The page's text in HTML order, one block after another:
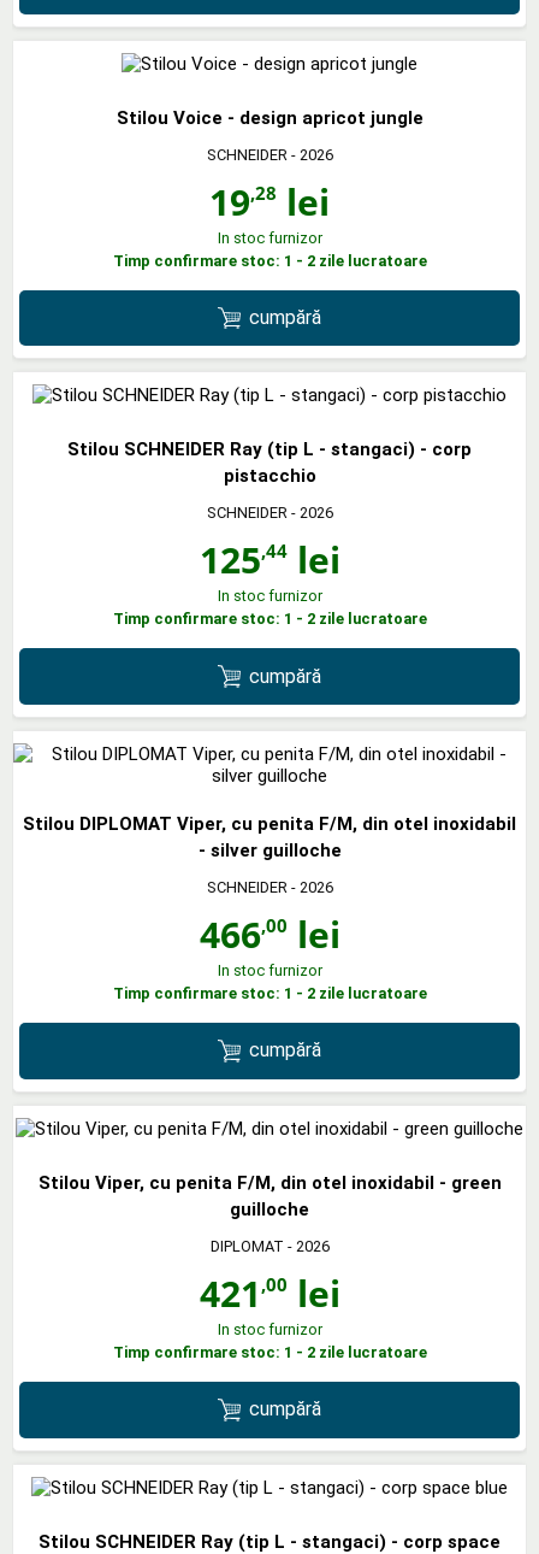
Stilou Voice - design apricot jungle
SCHNEIDER - 2026
19,28 lei
In stoc furnizor
Timp confirmare stoc: 1 - 2 zile lucratoare
cumpără
Stilou SCHNEIDER Ray (tip L - stangaci) - corp
pistacchio
SCHNEIDER- 2026
125,44lei
In stoc furnizor
Timp confirmare stoc: 1 - 2 zile lucratoare
cumpără
Stilou DIPLOMAT Viper, cu penita F/M, din otel inoxidabil
- silver guilloche
SCHNEIDER- 2026
466,00 lei
In stoc furnizor
Timp confirmare stoc: 1 - 2 zile lucratoare
cumpără
Stilou Viper, cu penita F/M, din otel inoxidabil - green
guilloche
DIPLOMAT - 2026
421 ,00 lei
In stoc furnizor
Timp confirmare stoc: 1 - 2 zile lucratoare
cumpără
Stilou SCHNEIDER Ray (tip L - stangaci) - corp space